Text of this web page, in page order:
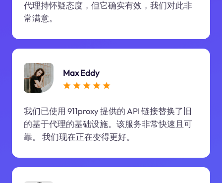
代理持怀疑态度，但它确实有效，我们对此非
常满意。
Max Eddy
我们已使用 911proxy 提供的 API 链接替换了旧
的基于代理的基础设施。该服务非常快速且可
靠。 我们现在正在变得更好。